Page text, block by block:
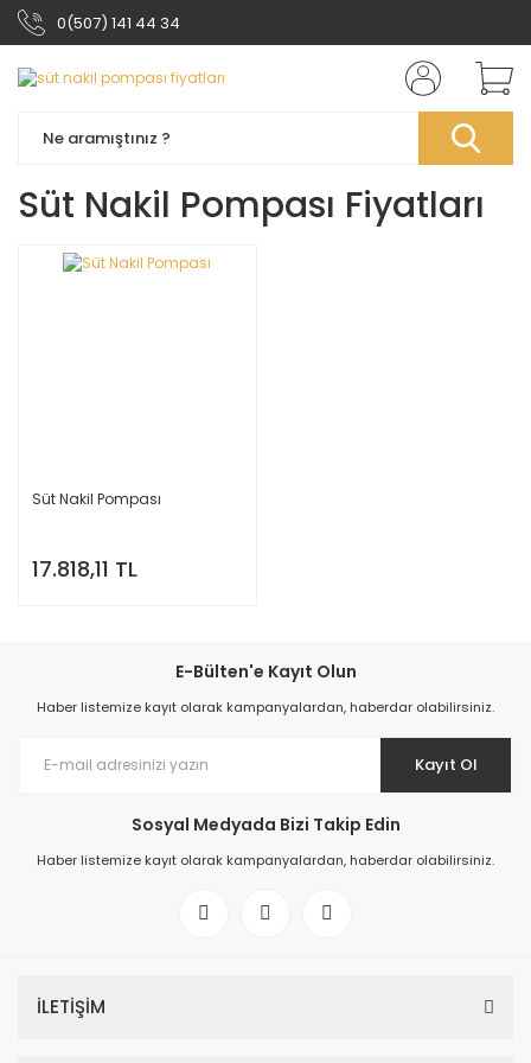
0(507) 141 44 34
Süt Nakil Pompası Fiyatları
Süt Nakil Pompası
17.818,11 TL
E-Bülten'e Kayıt Olun
Haber listemize kayıt olarak kampanyalardan, haberdar olabilirsiniz.
Kayıt Ol
Sosyal Medyada Bizi Takip Edin
Haber listemize kayıt olarak kampanyalardan, haberdar olabilirsiniz.
İLETİŞİM